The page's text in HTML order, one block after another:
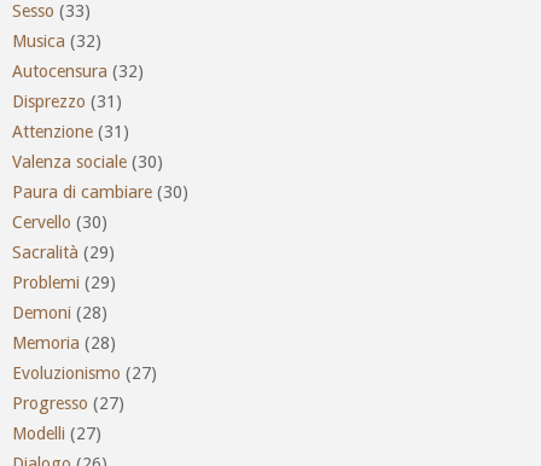
Sesso (33)
Musica (32)
Autocensura (32)
Disprezzo (31)
Attenzione (31)
Valenza sociale (30)
Paura di cambiare (30)
Cervello (30)
Sacralità (29)
Problemi (29)
Demoni (28)
Memoria (28)
Evoluzionismo (27)
Progresso (27)
Modelli (27)